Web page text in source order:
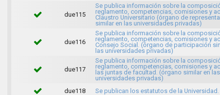
due115
Se publica información sobre la
reglamento, competencias, comisiones y
Claustro Universitario (órgano de
similar en las universidades privadas)
due116
Se publica información sobre la
reglamento, competencias, comisiones y
Consejo Social. (órgano de participación
las universidades privadas)
due117
Se publica información sobre la
reglamento, competencias, comisiones y
las juntas de facultad. (órgano similar en las
universidades privadas)
due118
Se publican los estatutos de la Universidad.